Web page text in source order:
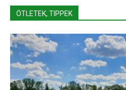
ÖTLETEK, TIPPEK